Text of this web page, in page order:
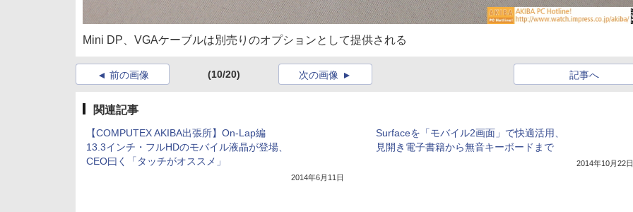
Mini DP、VGAケーブルは別売りのオプションとして提供される
前の画像 (10/20) 記事へ
次の画像
関連記事
【COMPUTEX AKIBA出張所】On-Lap編
13.3インチ・フルHDのモバイル液晶が登場、
CEO曰く「タッチがオススメ」
2014年6月11日
Surfaceを「モバイル2画面」で快適活用、
見開き電子書籍から無音キーボードまで
2014年10月22日